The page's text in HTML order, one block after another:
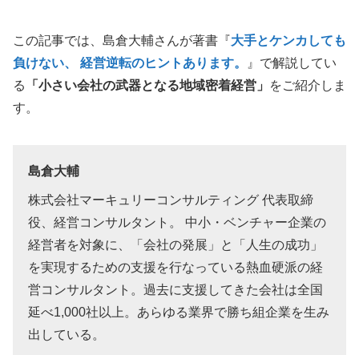
この記事では、島倉大輔さんが著書『大手とケンカしても
負けない、 経営逆転のヒントあります。
』で解説してい
る
「小さい会社の武器となる地域密着経営」
をご紹介しま
す。
島倉大輔
株式会社マーキュリーコンサルティング 代表取締
役、経営コンサルタント。 中小・ベンチャー企業の
経営者を対象に、「会社の発展」と「人生の成功」
を実現するための支援を行なっている熱血硬派の経
営コンサルタント。過去に支援してきた会社は全国
延べ1,000社以上。あらゆる業界で勝ち組企業を生み
出している。